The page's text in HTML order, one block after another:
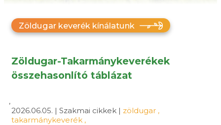
Zöldugar keverék kínálatunk
Zöldugar-Takarmánykeverékek
összehasonlító táblázat
,
2026.06.05. | Szakmai cikkek | zöldugar ,
takarmánykeverék ,